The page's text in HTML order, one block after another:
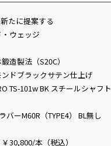
たに提案する
ウェッジ
造製法（S20C）
ドブラックサテン仕上げ
TS-101w BK スチールシャフト
バーM60R（TYPE4） BL無し
30,800/本（税込）